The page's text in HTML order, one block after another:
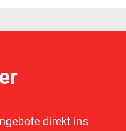
direkt ins